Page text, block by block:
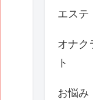
エステ
オナク
ト
お悩み